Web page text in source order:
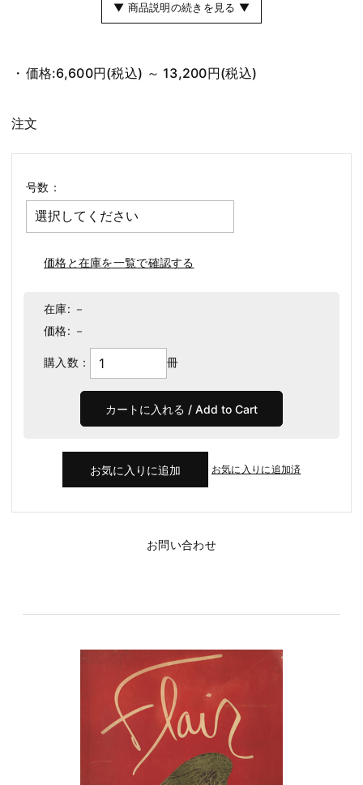
▼ 商品説明の続きを見る ▼
価格:6,600円(税込) ～ 13,200円(税込)
注文
号数：
価格と在庫を一覧で確認する
在庫: －
価格: －
購入数： 冊
お気に入りに追加済
お問い合わせ